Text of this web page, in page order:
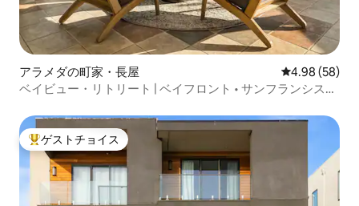
アラメダの町家・長屋 レビュー58
4.98 (58)
ベイビュー・リトリート | ベイフロント • サンフランシスコ
大好評のゲストチョイスです。
ゲストチョイス